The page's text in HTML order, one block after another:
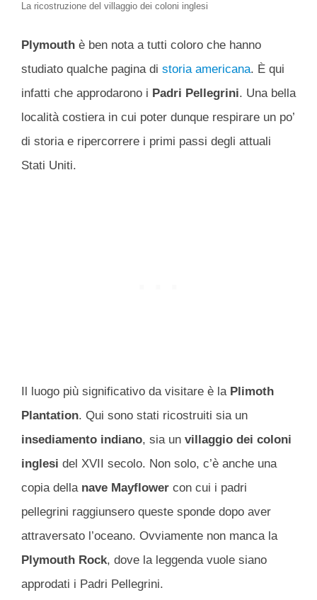
La ricostruzione del villaggio dei coloni inglesi
Plymouth è ben nota a tutti coloro che hanno
studiato qualche pagina di storia americana. È qui
infatti che approdarono i Padri Pellegrini. Una bella
località costiera in cui poter dunque respirare un po’
di storia e ripercorrere i primi passi degli attuali
Stati Uniti.
Il luogo più significativo da visitare è la Plimoth
Plantation. Qui sono stati ricostruiti sia un
insediamento indiano, sia un villaggio dei coloni
inglesi del XVII secolo. Non solo, c’è anche una
copia della nave Mayflower con cui i padri
pellegrini raggiunsero queste sponde dopo aver
attraversato l’oceano. Ovviamente non manca la
Plymouth Rock, dove la leggenda vuole siano
approdati i Padri Pellegrini.